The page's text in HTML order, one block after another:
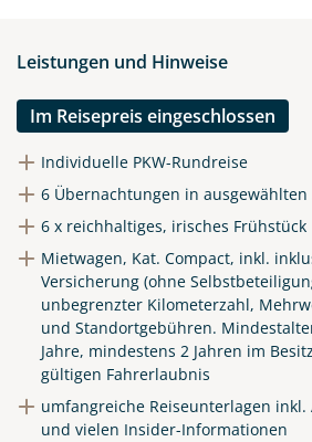
Leistungen und Hinweise
Im Reisepreis eingeschlossen
Individuelle PKW-Rundreise
6 Übernachtungen in ausgewählten
6 x reichhaltiges, irisches Frühstück
Mietwagen, Kat. Compact, inkl.
Versicherung (ohne
unbegrenzter Kilometerzahl,
und Standortgebühren.
Jahre, mindestens 2 Jahren im
gültigen Fahrerlaubnis
umfangreiche Reiseunterlagen inkl.
und vielen Insider-Informationen